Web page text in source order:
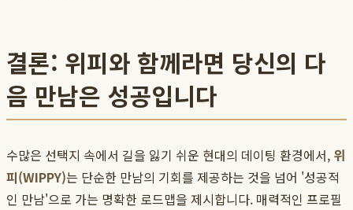
결론: 위피와 함께라면 당신의 다
음 만남은 성공입니다
수많은 선택지 속에서 길을 잃기 쉬운 현대의 데이팅 환경에서, 위
피(WIPPY)는 단순한 만남의 기회를 제공하는 것을 넘어 '성공적
인 만남'으로 가는 명확한 로드맵을 제시합니다. 매력적인 프로필